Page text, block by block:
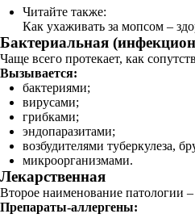
Читайте также:
Как ухаживать за мопсом –
Бактериальная
Чаще всего протекает, как
Вызывается:
бактериями;
вирусами;
грибками;
эндопаразитами;
возбудителями туберкулеза,
микроорганизмами.
Лекарственная
Второе наименование патологии
Препараты-аллергены: